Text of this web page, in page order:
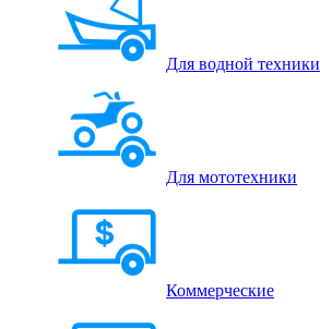
Для водной техники
Для мототехники
Коммерческие